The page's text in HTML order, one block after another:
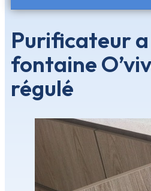
Purificateur
fontaine
régulé